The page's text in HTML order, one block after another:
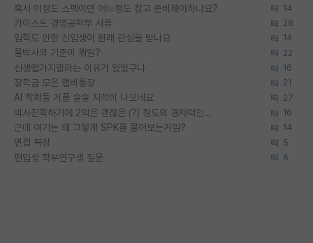
혹시 이정도 스펙이면 어느정도 잡고 준비해야하나요? 14
카이스트 경영공학부 서류 28
입학도 안한 신입생이 원래 관심을 받나요 14
물박사의 기준이 뭐임? 22
신생랩가지말라는 이유가 있었구나 16
장학금 모은 랩비통장 21
AI 학회들 거품 슬슬 지적이 나오네요 27
박사진학하기에 2억은 괜찮은 (?) 정도의 경제력인가요 16
근데 여기는 왜 그렇게 SPK를 물어보는거임? 14
면접 복장 5
편입생 학부연구생 질문 6